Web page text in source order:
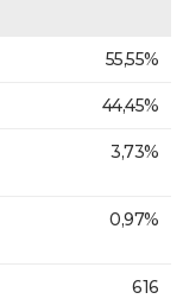
55,55%
44,45%
3,73%
0,97%
616